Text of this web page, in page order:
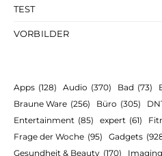
TEST
VORBILDER
Apps (128) Audio (370) Bad (73)
Braune Ware (256) Büro (305)
Entertainment (85) expert (61)
Frage der Woche (95) Gadgets
Gesundheit & Beauty (170) Imaging